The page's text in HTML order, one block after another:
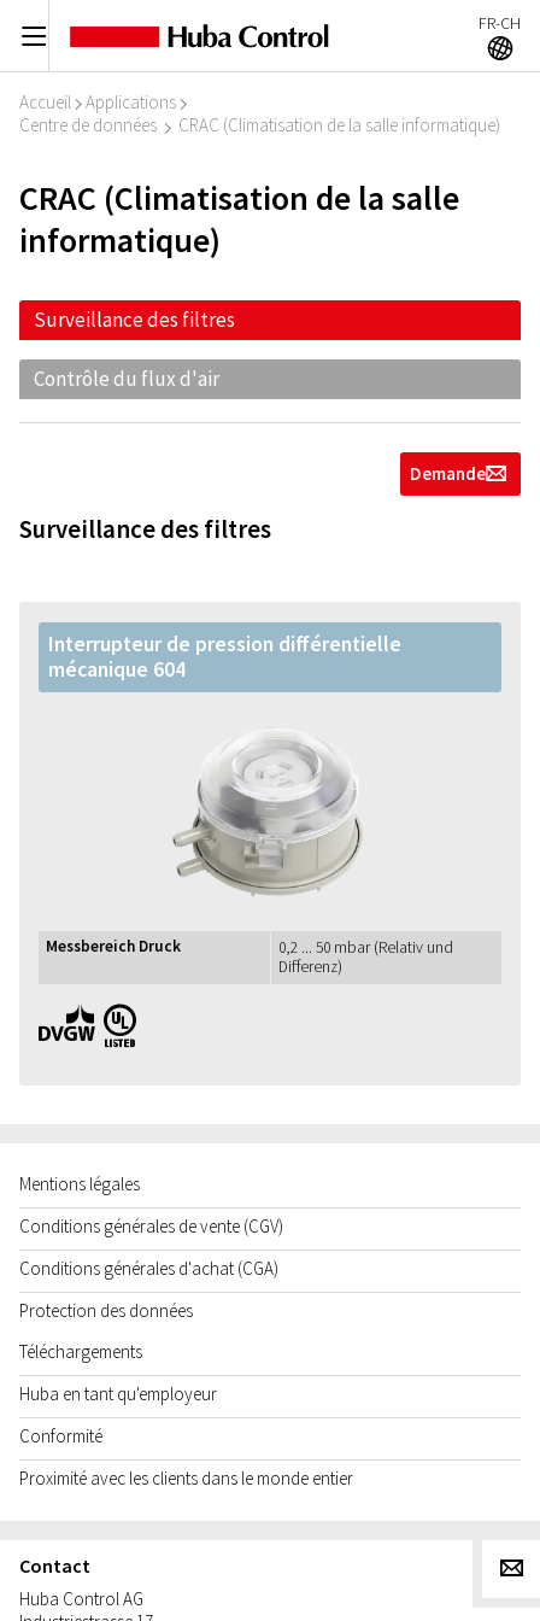
C FR-CH
A
Accueil I Applications I
Centre de données I CRAC (Climatisation de la salle informatique)
CRAC (Climatisation de la salle
informatique)
Surveillance des filtres
Contrôle du flux d'air
Demandeg
Surveillance des filtres
Interrupteur de pression différentielle
mécanique 604
Messbereich Druck
0,2 ... 50 mbar (Relativ und
Differenz)
DVGW UL
Mentions légales
Conditions générales de vente (CGV)
Conditions générales d'achat (CGA)
Protection des données
Téléchargements
Huba en tant qu'employeur
Conformité
Proximité avec les clients dans le monde entier
Contact
Huba Control AG
g